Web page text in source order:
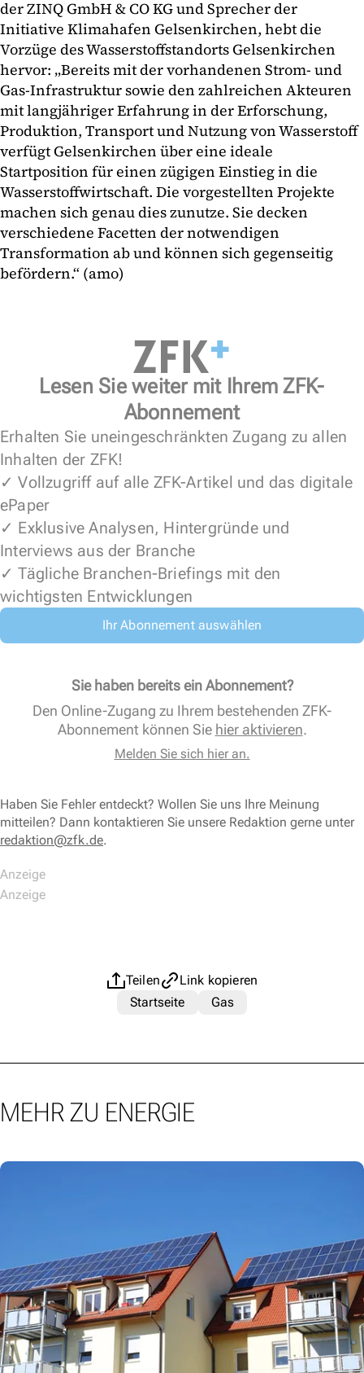
der ZINQ GmbH & CO KG und Sprecher der
Initiative Klimahafen Gelsenkirchen, hebt die
Vorzüge des Wasserstoffstandorts Gelsenkirchen
hervor: „Bereits mit der vorhandenen Strom- und
Gas-Infrastruktur sowie den zahlreichen Akteuren
mit langjähriger Erfahrung in der Erforschung,
Produktion, Transport und Nutzung von Wasserstoff
verfügt Gelsenkirchen über eine ideale
Startposition für einen zügigen Einstieg in die
Wasserstoffwirtschaft. Die vorgestellten Projekte
machen sich genau dies zunutze. Sie decken
verschiedene Facetten der notwendigen
Transformation ab und können sich gegenseitig
befördern.“ (amo)
Lesen Sie weiter mit Ihrem ZFK-
Abonnement
Erhalten Sie uneingeschränkten Zugang zu allen
Inhalten der ZFK!
✓ Vollzugriff auf alle ZFK-Artikel und das digitale
ePaper
✓ Exklusive Analysen, Hintergründe und
Interviews aus der Branche
✓ Tägliche Branchen-Briefings mit den
wichtigsten Entwicklungen
Ihr Abonnement auswählen
Sie haben bereits ein Abonnement?
Den Online-Zugang zu Ihrem bestehenden ZFK-
Abonnement können Sie hier aktivieren.
Melden Sie sich hier an.
Haben Sie Fehler entdeckt? Wollen Sie uns Ihre Meinung
mitteilen? Dann kontaktieren Sie unsere Redaktion gerne unter
redaktion@zfk.de.
Teilen
Link kopieren
Startseite
Gas
MEHR ZU ENERGIE